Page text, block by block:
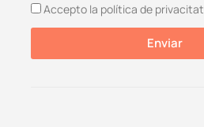
Accepto la política de privacitat.
Enviar